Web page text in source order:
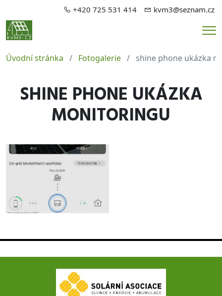
+420 725 531 414 kvm3@seznam.cz
Úvodní stránka Fotogalerie shine phone ukázka
SHINE PHONE UKÁZKA
MONITORINGU